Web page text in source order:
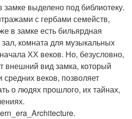
выделено под библиотеку.
с гербами семейств,
в замке есть бильярдная
комната для музыкальных
ХХ веков. Но, безусловно,
внешний вид замка, который
веков, позволяет
о людях прошлого, их тайнах,